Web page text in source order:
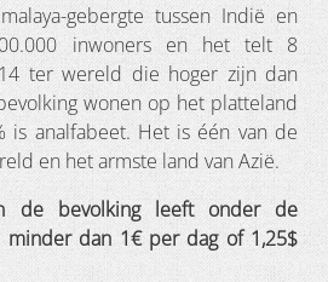
gebergte tussen Indië en
inwoners en het telt 8
ter wereld die hoger zijn dan
wonen op het platteland
is analfabeet. Het is één van de
en het armste land van Azië.
de bevolking leeft onder de
minder dan 1€ per dag of 1,25$